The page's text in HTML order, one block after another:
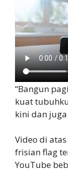
“Bangun
kuat
kini dan
Video di
frisian flag
YouTube